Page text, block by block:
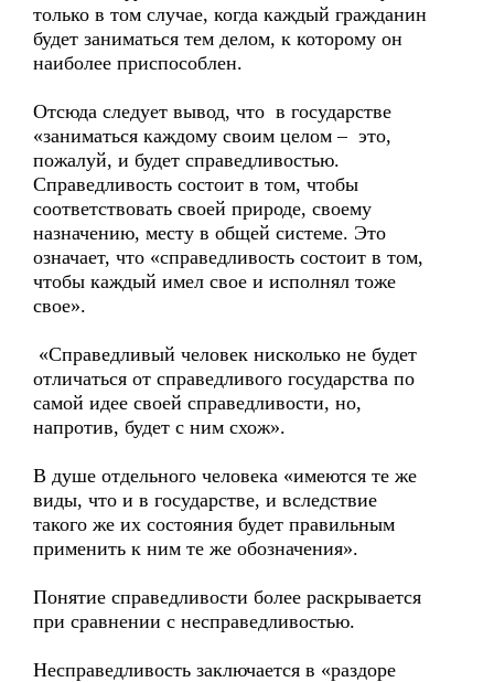
только в том случае, когда каждый гражданин
будет заниматься тем делом, к которому он
наиболее приспособлен.
Отсюда следует вывод, что в государстве
«заниматься каждому своим целом – это,
пожалуй, и будет справедливостью.
Справедливость состоит в том, чтобы
соответствовать своей природе, своему
назначению, месту в общей системе. Это
означает, что «справедливость состоит в том,
чтобы каждый имел свое и исполнял тоже
свое».
«Справедливый человек нисколько не будет
отличаться от справедливого государства по
самой идее своей справедливости, но,
напротив, будет с ним схож».
В душе отдельного человека «имеются те же
виды, что и в государстве, и вследствие
такого же их состояния будет правильным
применить к ним те же обозначения».
Понятие справедливости более раскрывается
при сравнении с несправедливостью.
Несправедливость заключается в «раздоре